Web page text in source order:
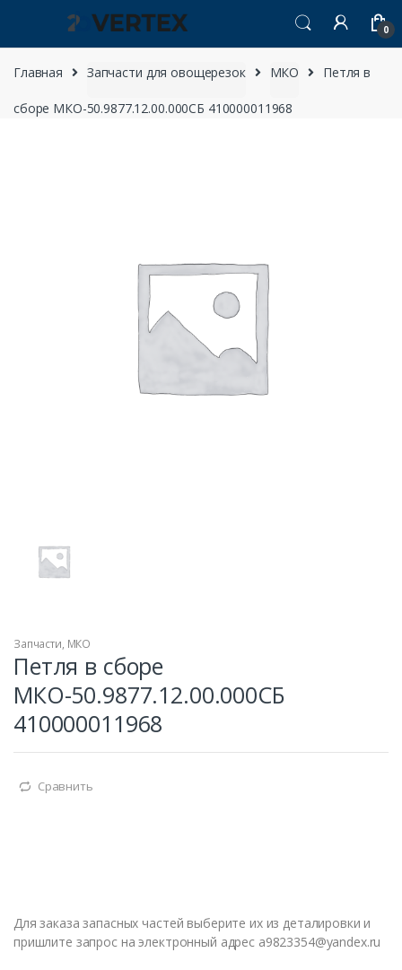
Перейти к навигации
перейти к содержанию
0
Главная Запчасти для овощерезок МКО Петля в
сборе МКО-50.9877.12.00.000СБ 410000011968
Запчасти, МКО
Петля в сборе
МКО-50.9877.12.00.000СБ
410000011968
Сравнить
Для заказа запасных частей выберите их из деталировки и
пришлите запрос на электронный адрес a9823354@yandex.ru